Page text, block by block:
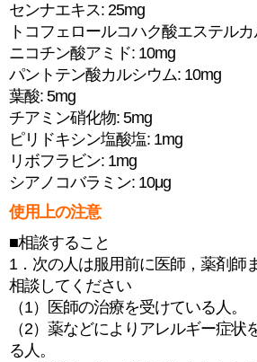
センナエキス: 25mg
トコフェロールコハク酸エステル
ニコチン酸アミド: 10mg
パントテン酸カルシウム: 10mg
葉酸: 5mg
チアミン硝化物: 5mg
ピリドキシン塩酸塩: 1mg
リボフラビン: 1mg
シアノコバラミン: 10μg
使用上の注意
■相談すること
1．次の人は服用前に医師，薬剤師
相談してください
（1）医師の治療を受けている人。
（2）薬などによりアレルギー症状
る人。